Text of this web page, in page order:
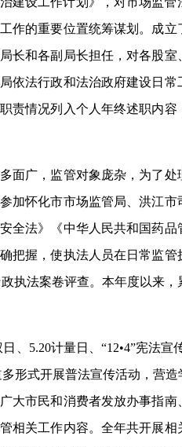
作的重要位置统筹谋划。成
长和各副局长担任，对各股
依法行政和法治政府建设日常
责情况列入个人年终述职内
面广，监管对象庞杂，为了
加怀化市市场监管局、洪江市
全法》《中华人民共和国药
把握，使执法人员在日常监
执法案卷评查。本年度以来
日、5.20计量日、“12•4”宪法宣
形式开展普法宣传活动，营造
大市民和消费者发放办事指
相关工作内容。全年共开展相